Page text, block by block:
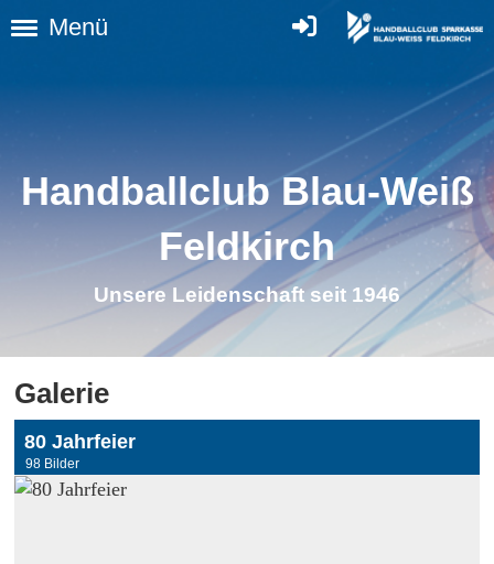
Menü
Handballclub Blau-Weiß
Feldkirch
Unsere Leidenschaft seit 1946
Galerie
80 Jahrfeier
98 Bilder